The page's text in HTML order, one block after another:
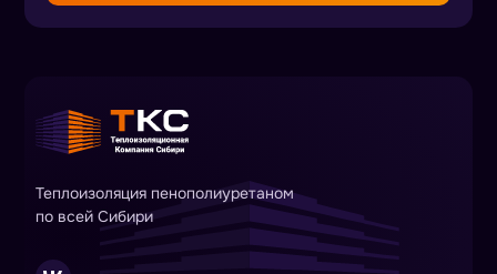
Теплоизоляция пенополиуретаном
по всей Сибири